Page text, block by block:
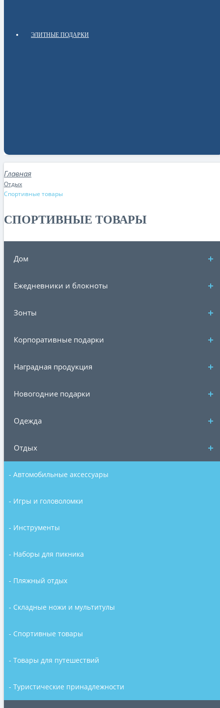
ЭЛИТНЫЕ ПОДАРКИ
Отдых
Спортивные товары
СПОРТИВНЫЕ ТОВАРЫ
Дом
Ежедневники и блокноты
Зонты
Корпоративные подарки
Наградная продукция
Новогодние подарки
Одежда
Отдых
- Автомобильные аксессуары
- Игры и головоломки
- Инструменты
- Наборы для пикника
- Пляжный отдых
- Складные ножи и мультитулы
- Спортивные товары
- Товары для путешествий
- Туристические принадлежности